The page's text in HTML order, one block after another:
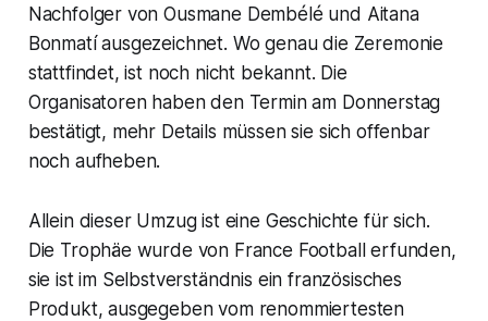
Nachfolger von Ousmane Dembélé und Aitana
Bonmatí ausgezeichnet. Wo genau die Zeremonie
stattfindet, ist noch nicht bekannt. Die
Organisatoren haben den Termin am Donnerstag
bestätigt, mehr Details müssen sie sich offenbar
noch aufheben.
Allein dieser Umzug ist eine Geschichte für sich.
Die Trophäe wurde von France Football erfunden,
sie ist im Selbstverständnis ein französisches
Produkt, ausgegeben vom renommiertesten